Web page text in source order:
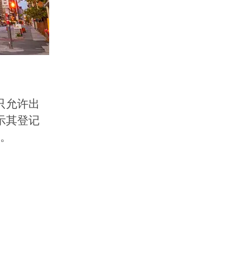
允许出
其登记